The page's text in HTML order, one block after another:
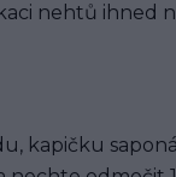
nehtů
kapičku